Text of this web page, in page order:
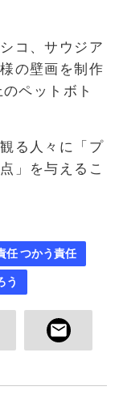
コ、サウジア
の壁画を制作
ペットボト
る人々に「プ
」を与えるこ
任 つかう責任
う